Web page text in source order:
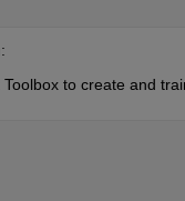
:
to create and